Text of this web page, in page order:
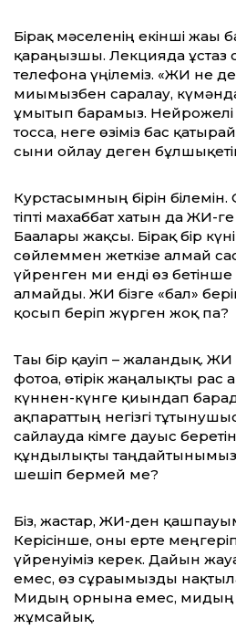
Бірақ мәселенің екінші жағы
қараңызшы. Лекцияда ұстаз
телефонға үңілеміз. «ЖИ не
миымызбен саралау,
ұмытып барамыз.
тосса, неге өзіміз бас
сыни ойлау деген
Курстасымның бірін
тіпті махаббат хатын да ЖИ-
Бағалары жақсы. Бірақ бір
сөйлеммен жеткізе алмай
үйренген ми енді өз
алмайды. ЖИ бізге «бал»
қосып беріп жүрген жоқ па?
Тағы бір қауіп – жалғандық.
фотоға, өтірік жаңалықты рас
күннен-күнге қиындап
ақпараттың негізгі
сайлауда кімге дауыс
құндылықты
шешіп бермей ме?
Біз, жастар, ЖИ-ден
Керісінше, оны ерте меңгеріп,
үйренуіміз керек. Дайын
емес, өз сұрағымызды
Мидың орнына емес, мидың
жұмсайық.